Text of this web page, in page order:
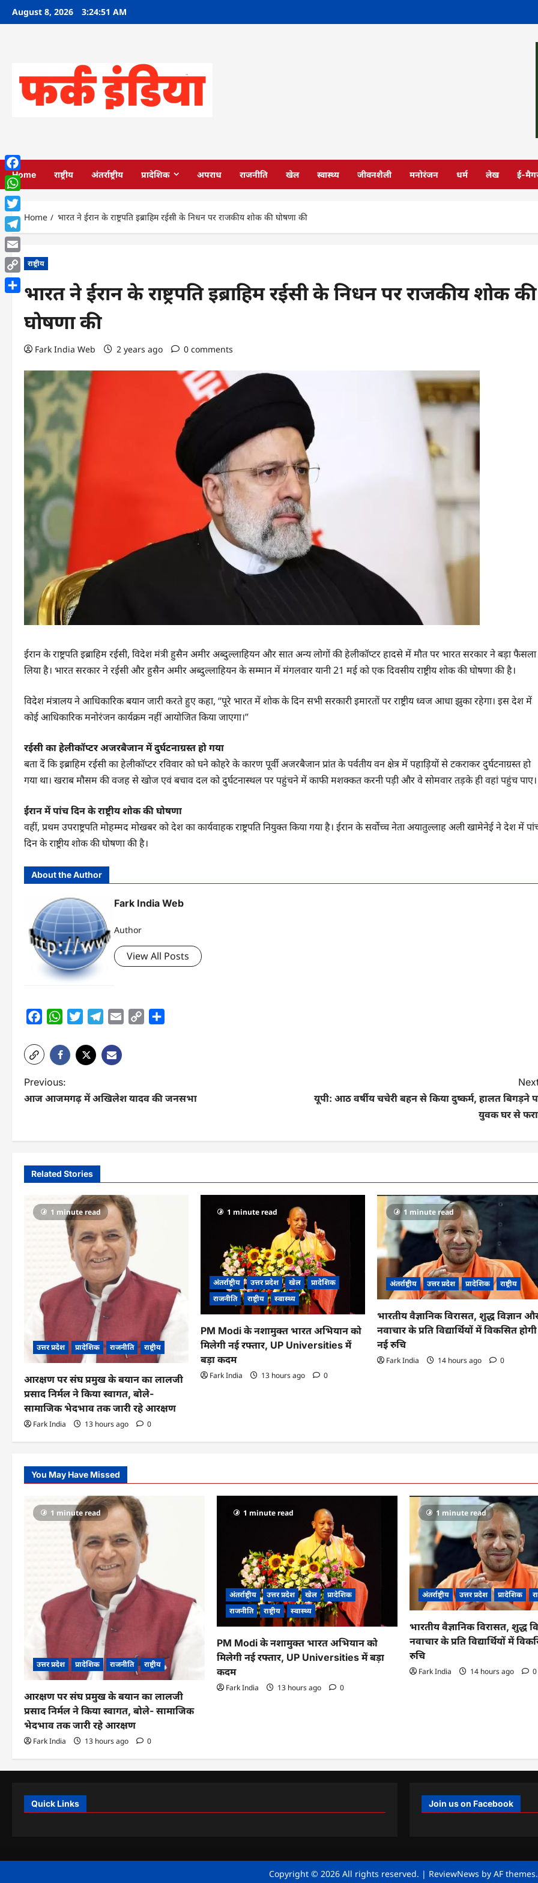
SkipAugust 8, 2026 3:24:52 AM
Home राष्ट्रीय अंतर्राष्ट्रीय प्रादेशिक अपराध राजनीति खेल स्वास्थ्य जीवनशैली मनोरंजन धर्म लेख ई-
Home भारत ने ईरान के राष्ट्रपति इब्राहिम रईसी के निधन पर राजकीय शोक की घोषणा की
राष्ट्रीय
भारत ने ईरान के राष्ट्रपति इब्राहिम रईसी के निधन पर राजकीय शोक की
घोषणा की
Fark India Web 2 years ago 0 comments
ईरान के राष्ट्रपति इब्राहिम रईसी, विदेश मंत्री हुसैन अमीर अब्दुल्लाहियन और सात अन्य लोगों की हेलीकॉप्टर हादसे में मौत पर भारत सरकार ने बड़ा फैसला
लिया है। भारत सरकार ने रईसी और हुसैन अमीर अब्दुल्लाहियन के सम्मान में मंगलवार यानी 21 मई को एक दिवसीय राष्ट्रीय शोक की घोषणा की है।
विदेश मंत्रालय ने आधिकारिक बयान जारी करते हुए कहा, “पूरे भारत में शोक के दिन सभी सरकारी इमारतों पर राष्ट्रीय ध्वज आधा झुका रहेगा। इस देश में
कोई आधिकारिक मनोरंजन कार्यक्रम नहीं आयोजित किया जाएगा।”
रईसी का हेलीकॉप्टर अजरबैजान में दुर्घटनाग्रस्त हो गया
बता दें कि इब्राहिम रईसी का हेलीकॉप्टर रविवार को घने कोहरे के कारण पूर्वी अजरबैजान प्रांत के पर्वतीय वन क्षेत्र में पहाड़ियों से टकराकर दुर्घटनाग्रस्त हो
गया था। खराब मौसम की वजह से खोज एवं बचाव दल को दुर्घटनास्थल पर पहुंचने में काफी मशक्कत करनी पड़ी और वे सोमवार तड़के ही वहां पहुंच पाए।
ईरान में पांच दिन के राष्ट्रीय शोक की घोषणा
वहीं, प्रथम उपराष्ट्रपति मोहम्मद मोखबर को देश का कार्यवाहक राष्ट्रपति नियुक्त किया गया है। ईरान के सर्वोच्च नेता अयातुल्लाह अली खामेनेई ने देश में
दिन के राष्ट्रीय शोक की घोषणा की है।
About the Author
Fark India Web
Author
View All Posts
FacebookWhatsAppTwitterTelegram
Email
Copy
P
o
n
n
Previous:
आज आजमगढ़ में अखिलेश यादव की जनसभा
यूपी: आठ वर्षीय चचेरी बहन से किया दुष्कर्म, हालत बिगड़ने
युवक घर से
Related Stories
1 minute read
उत्तर प्रदेश प्रादेशिक राजनीति राष्ट्रीय
आरक्षण पर संघ प्रमुख के बयान का लालजी
प्रसाद निर्मल ने किया स्वागत, बोले-
सामाजिक भेदभाव तक जारी रहे आरक्षण
Fark India 13 hours ago 0
1 minute read
अंतर्राष्ट्रीय उत्तर प्रदेश खेल
प्रादेशिक
राजनीति
राष्ट्रीय स्वास्थ्य
PM Modi के नशामुक्त भारत अभियान को
मिलेगी नई रफ्तार, UP Universities में
बड़ा कदम
Fark India 13 hours ago 0
1 minute read
अंतर्राष्ट्रीय उत्तर प्रदेश प्रादेशिक राष्ट्रीय
भारतीय वैज्ञानिक विरासत, शुद्ध विज्ञान
नवाचार के प्रति विद्यार्थियों में विकसित होगी
नई रुचि
Fark India 14 hours ago 0
You May Have Missed
1 minute read
उत्तर प्रदेश प्रादेशिक राजनीति राष्ट्रीय
आरक्षण पर संघ प्रमुख के बयान का लालजी
प्रसाद निर्मल ने किया स्वागत, बोले- सामाजिक
भेदभाव तक जारी रहे आरक्षण
Fark India 13 hours ago 0
1 minute read
अंतर्राष्ट्रीय उत्तर प्रदेश खेल
प्रादेशिक
राजनीति
राष्ट्रीय स्वास्थ्य
PM Modi के नशामुक्त भारत अभियान को
मिलेगी नई रफ्तार, UP Universities में बड़ा
कदम
Fark India 13 hours ago 0
1 minute read
अंतर्राष्ट्रीय उत्तर प्रदेश प्रादेशिक
भारतीय वैज्ञानिक विरासत, शुद्ध
नवाचार के प्रति विद्यार्थियों में
रुचि
Fark India 14 hours ago 0
Quick Links Join us on Facebook
Copyright © 2026 All rights reserved. | ReviewNews by AF themes.
Facebook
WhatsApp
Twitter
Telegram
Email
Copy
Link
Share